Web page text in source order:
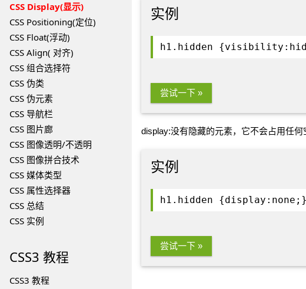
CSS Display(显示)
CSS Positioning(定位)
CSS Float(浮动)
CSS Align( 对齐)
CSS 组合选择符
CSS 伪类
CSS 伪元素
CSS 导航栏
CSS 图片廊
CSS 图像透明/不透明
CSS 图像拼合技术
CSS 媒体类型
CSS 属性选择器
CSS 总结
CSS 实例
CSS3 教程
CSS3 教程
实例
h1.hidden
尝试一下 »
display:没有隐藏的元素，它不会占用任何
实例
h1.hidden {display:none;}
尝试一下 »